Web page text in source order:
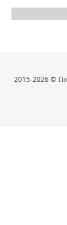
2015-2026 ©